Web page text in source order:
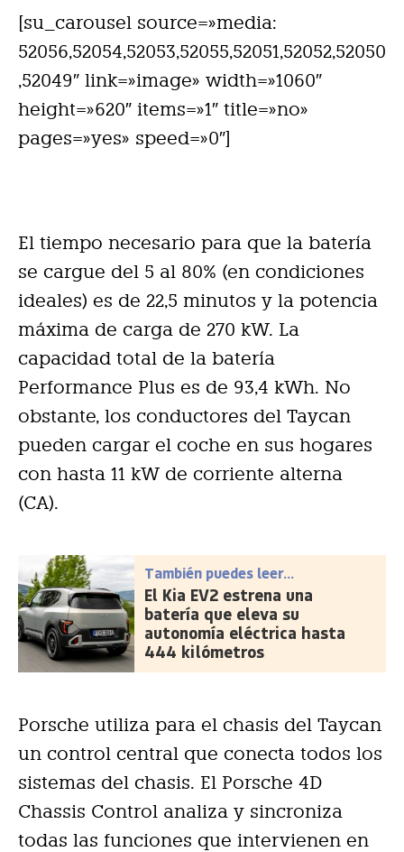
[su_carousel source=»media:
52056,52054,52053,52055,52051,52052,52050
,52049″ link=»image» width=»1060″
height=»620″ items=»1″ title=»no»
pages=»yes» speed=»0″]
El tiempo necesario para que la batería
se cargue del 5 al 80% (en condiciones
ideales) es de 22,5 minutos y la potencia
máxima de carga de 270 kW. La
capacidad total de la batería
Performance Plus es de 93,4 kWh. No
obstante, los conductores del Taycan
pueden cargar el coche en sus hogares
con hasta 11 kW de corriente alterna
(CA).
También puedes leer...
El Kia EV2 estrena una
batería que eleva su
autonomía eléctrica hasta
444 kilómetros
Porsche utiliza para el chasis del Taycan
un control central que conecta todos los
sistemas del chasis. El Porsche 4D
Chassis Control analiza y sincroniza
todas las funciones que intervienen en